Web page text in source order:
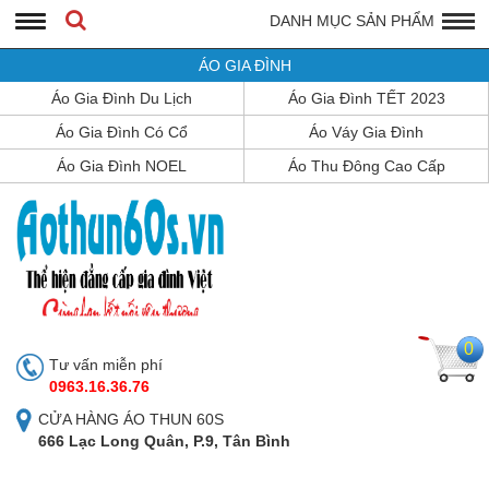
DANH MỤC SẢN PHẨM
ÁO GIA ĐÌNH
Áo Gia Đình Du Lịch
Áo Gia Đình TẾT 2023
Áo Gia Đình Có Cổ
Áo Váy Gia Đình
Áo Gia Đình NOEL
Áo Thu Đông Cao Cấp
Tư vấn miễn phí
0963.16.36.76
CỬA HÀNG ÁO THUN 60S
666 Lạc Long Quân, P.9, Tân Bình
0